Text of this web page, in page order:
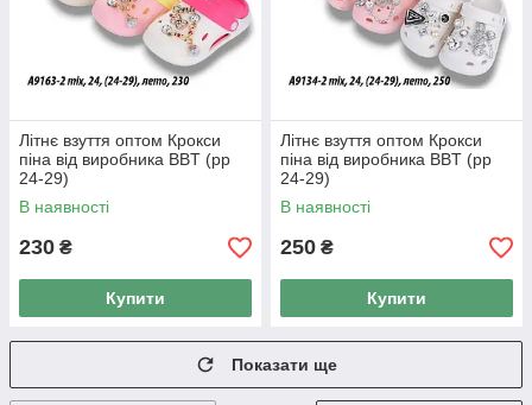
Літнє взуття оптом Крокси
піна від виробника BBT (рр
24-29)
В наявності
230 ₴
Купити
Літнє взуття оптом Крокси
піна від виробника BBT (рр
24-29)
В наявності
250 ₴
Купити
Показати ще